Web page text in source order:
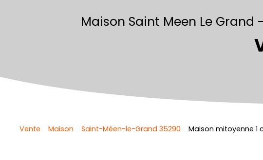
Maison Saint Meen Le
Vente Maison Saint-Méen-le-Grand 35290 Maison mitoyenne 1